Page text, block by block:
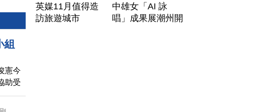
組
憲今
助受
英媒11月值得造
訪旅遊城市
中雄女「AI 詠
唱」成果展潮州開